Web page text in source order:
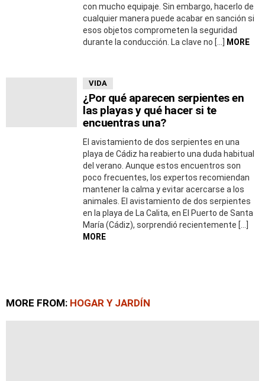
con mucho equipaje. Sin embargo, hacerlo de
cualquier manera puede acabar en sanción si
esos objetos comprometen la seguridad
durante la conducción. La clave no […]
MORE
VIDA
¿Por qué aparecen serpientes en
las playas y qué hacer si te
encuentras una?
El avistamiento de dos serpientes en una
playa de Cádiz ha reabierto una duda habitual
del verano. Aunque estos encuentros son
poco frecuentes, los expertos recomiendan
mantener la calma y evitar acercarse a los
animales. El avistamiento de dos serpientes
en la playa de La Calita, en El Puerto de Santa
María (Cádiz), sorprendió recientemente […]
MORE
MORE FROM: HOGAR Y JARDÍN